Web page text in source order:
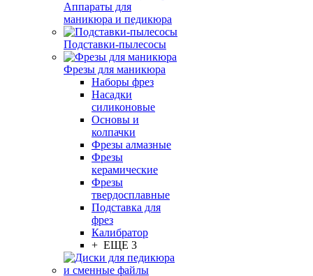
Аппараты для
маникюра и педикюра
Подставки-пылесосы
Фрезы для маникюра
Наборы фрез
Насадки
силиконовые
Основы и
колпачки
Фрезы алмазные
Фрезы
керамические
Фрезы
твердосплавные
Подставка для
фрез
Калибратор
+ ЕЩЕ 3